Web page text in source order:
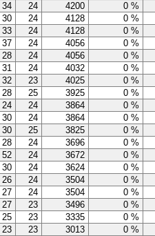
34 24 4200
0 %
30 24 4128
0 %
33 24 4128
0 %
37 24 4056
0 %
28 24 4056
0 %
31 24 4032
0 %
32 23 4025
0 %
28 25 3925
0 %
24 24 3864
0 %
30 24 3864
0 %
30 25 3825
0 %
28 24 3696
0 %
52 24 3672
0 %
30 24 3624
0 %
26 24 3504
0 %
27 24 3504
0 %
27 23 3496
0 %
25 23 3335
0 %
23 23 3013
0 %